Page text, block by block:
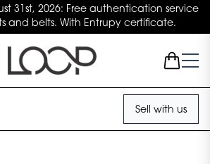
31st, 2026: Free authentication service
and belts. With Entrupy certificate.
Sell with us